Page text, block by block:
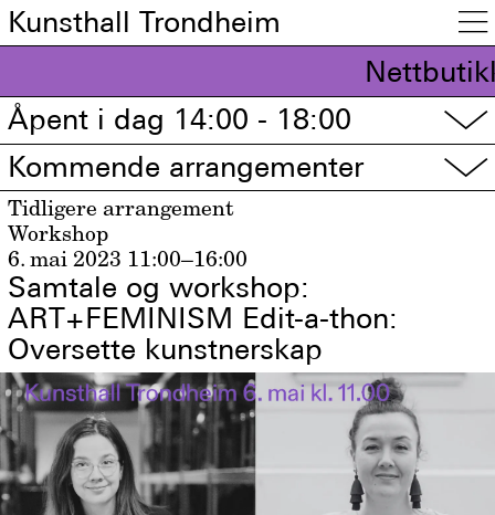
Kunsthall Trondheim 
Åpent i dag 14:00 - 18:00
▽
Kommende arrangementer ▽
Tidligere arrangement
Workshop
6. mai 2023 11:00–16:00
Samtale og workshop:
ART+FEMINISM Edit-a-thon:
Oversette kunstnerskap